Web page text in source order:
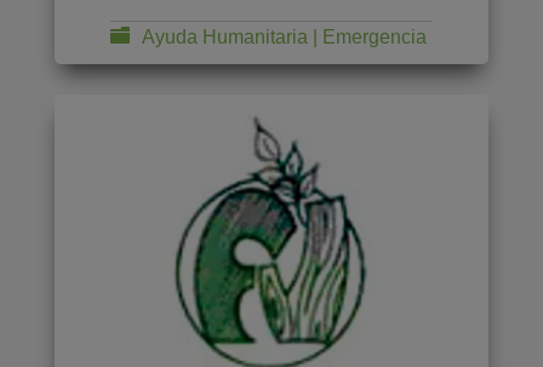
Ayuda Humanitaria | Emergencia